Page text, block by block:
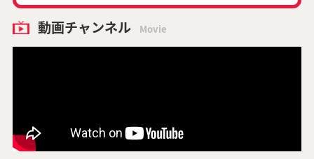
動画チャンネル Movie